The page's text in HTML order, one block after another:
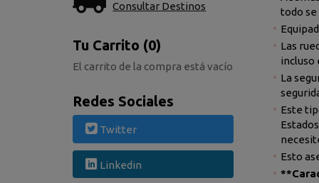
Consultar Destinos
Tu Carrito (0)
El carrito de la compra está vacío
Redes Sociales
Twitter
Linkedin
todo se
Las
incluso
La
Este
Esto